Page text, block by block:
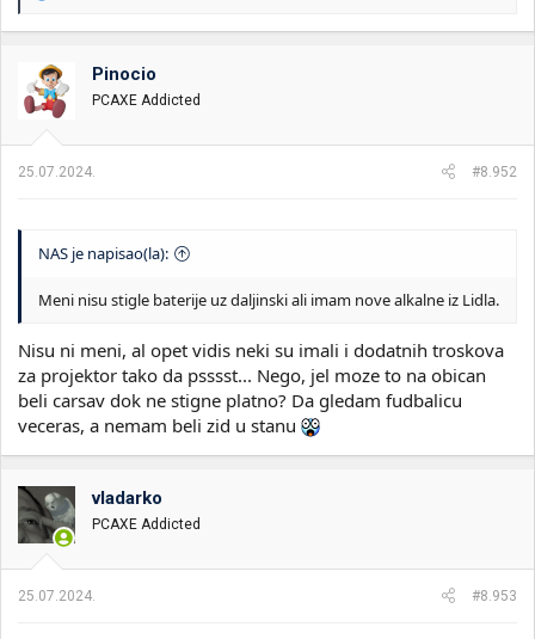
o
v
a
n
:
Pinocio
PCAXE Addicted
25.07.2024. #8.952
NAS je napisao(la):
Meni nisu stigle baterije uz daljinski ali imam nove alkalne iz Lidla.
Nisu ni meni, al opet vidis neki su imali i dodatnih troskova
za projektor tako da psssst... Nego, jel moze to na obican
beli carsav dok ne stigne platno? Da gledam fudbalicu
veceras, a nemam beli zid u stanu
vladarko
PCAXE Addicted
25.07.2024. #8.953